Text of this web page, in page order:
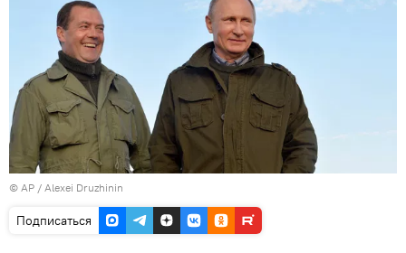
© AP / Alexei Druzhinin
Подписаться